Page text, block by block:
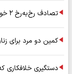
تصادف رخ‌به‌رخ ۲ خودرو سمند/ ۴ سرنشین جان باختند
کمین دو مرد برای
دستگیری